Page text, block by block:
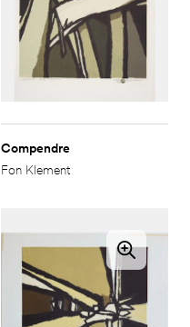
Compendre
Fon Klement